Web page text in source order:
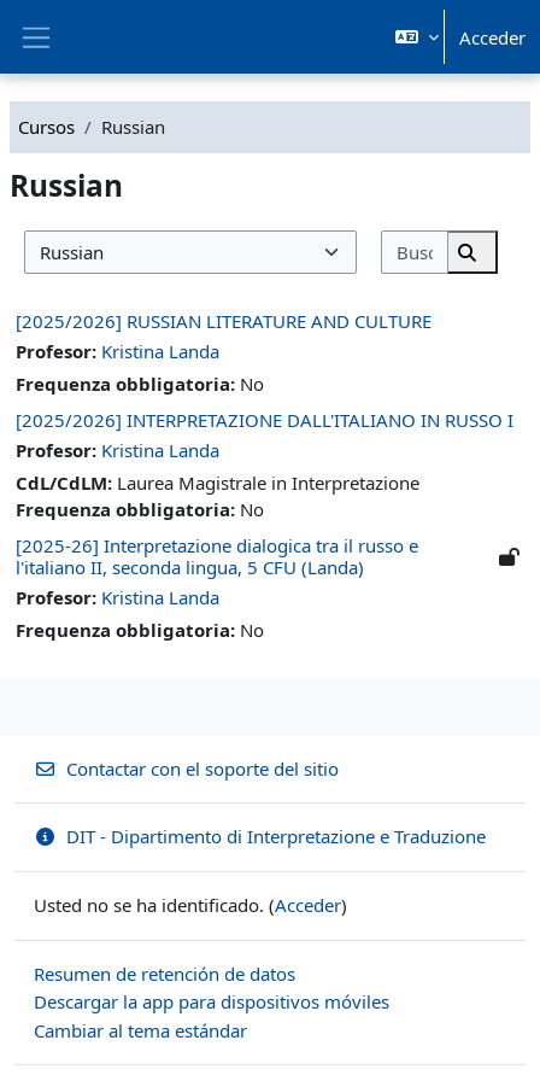
Acceder
Cursos Russian
Russian
Categorías
Buscar
Buscar
[2025/2026] RUSSIAN LITERATURE AND CULTURE
Profesor: Kristina Landa
Frequenza obbligatoria: No
[2025/2026] INTERPRETAZIONE DALL'ITALIANO IN RUSSO I
Profesor: Kristina Landa
CdL/CdLM: Laurea Magistrale in Interpretazione
Frequenza obbligatoria: No
[2025-26] Interpretazione dialogica tra il russo e
l'italiano II, seconda lingua, 5 CFU (Landa)
Profesor: Kristina Landa
Frequenza obbligatoria: No
Contactar con el soporte del sitio
DIT - Dipartimento di Interpretazione e Traduzione
Usted no se ha identificado. (Acceder)
Resumen de retención de datos
Descargar la app para dispositivos móviles
Cambiar al tema estándar